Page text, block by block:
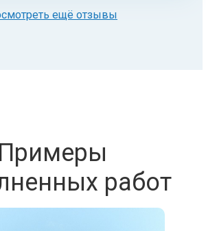
ещё отзывы
Примеры
работ